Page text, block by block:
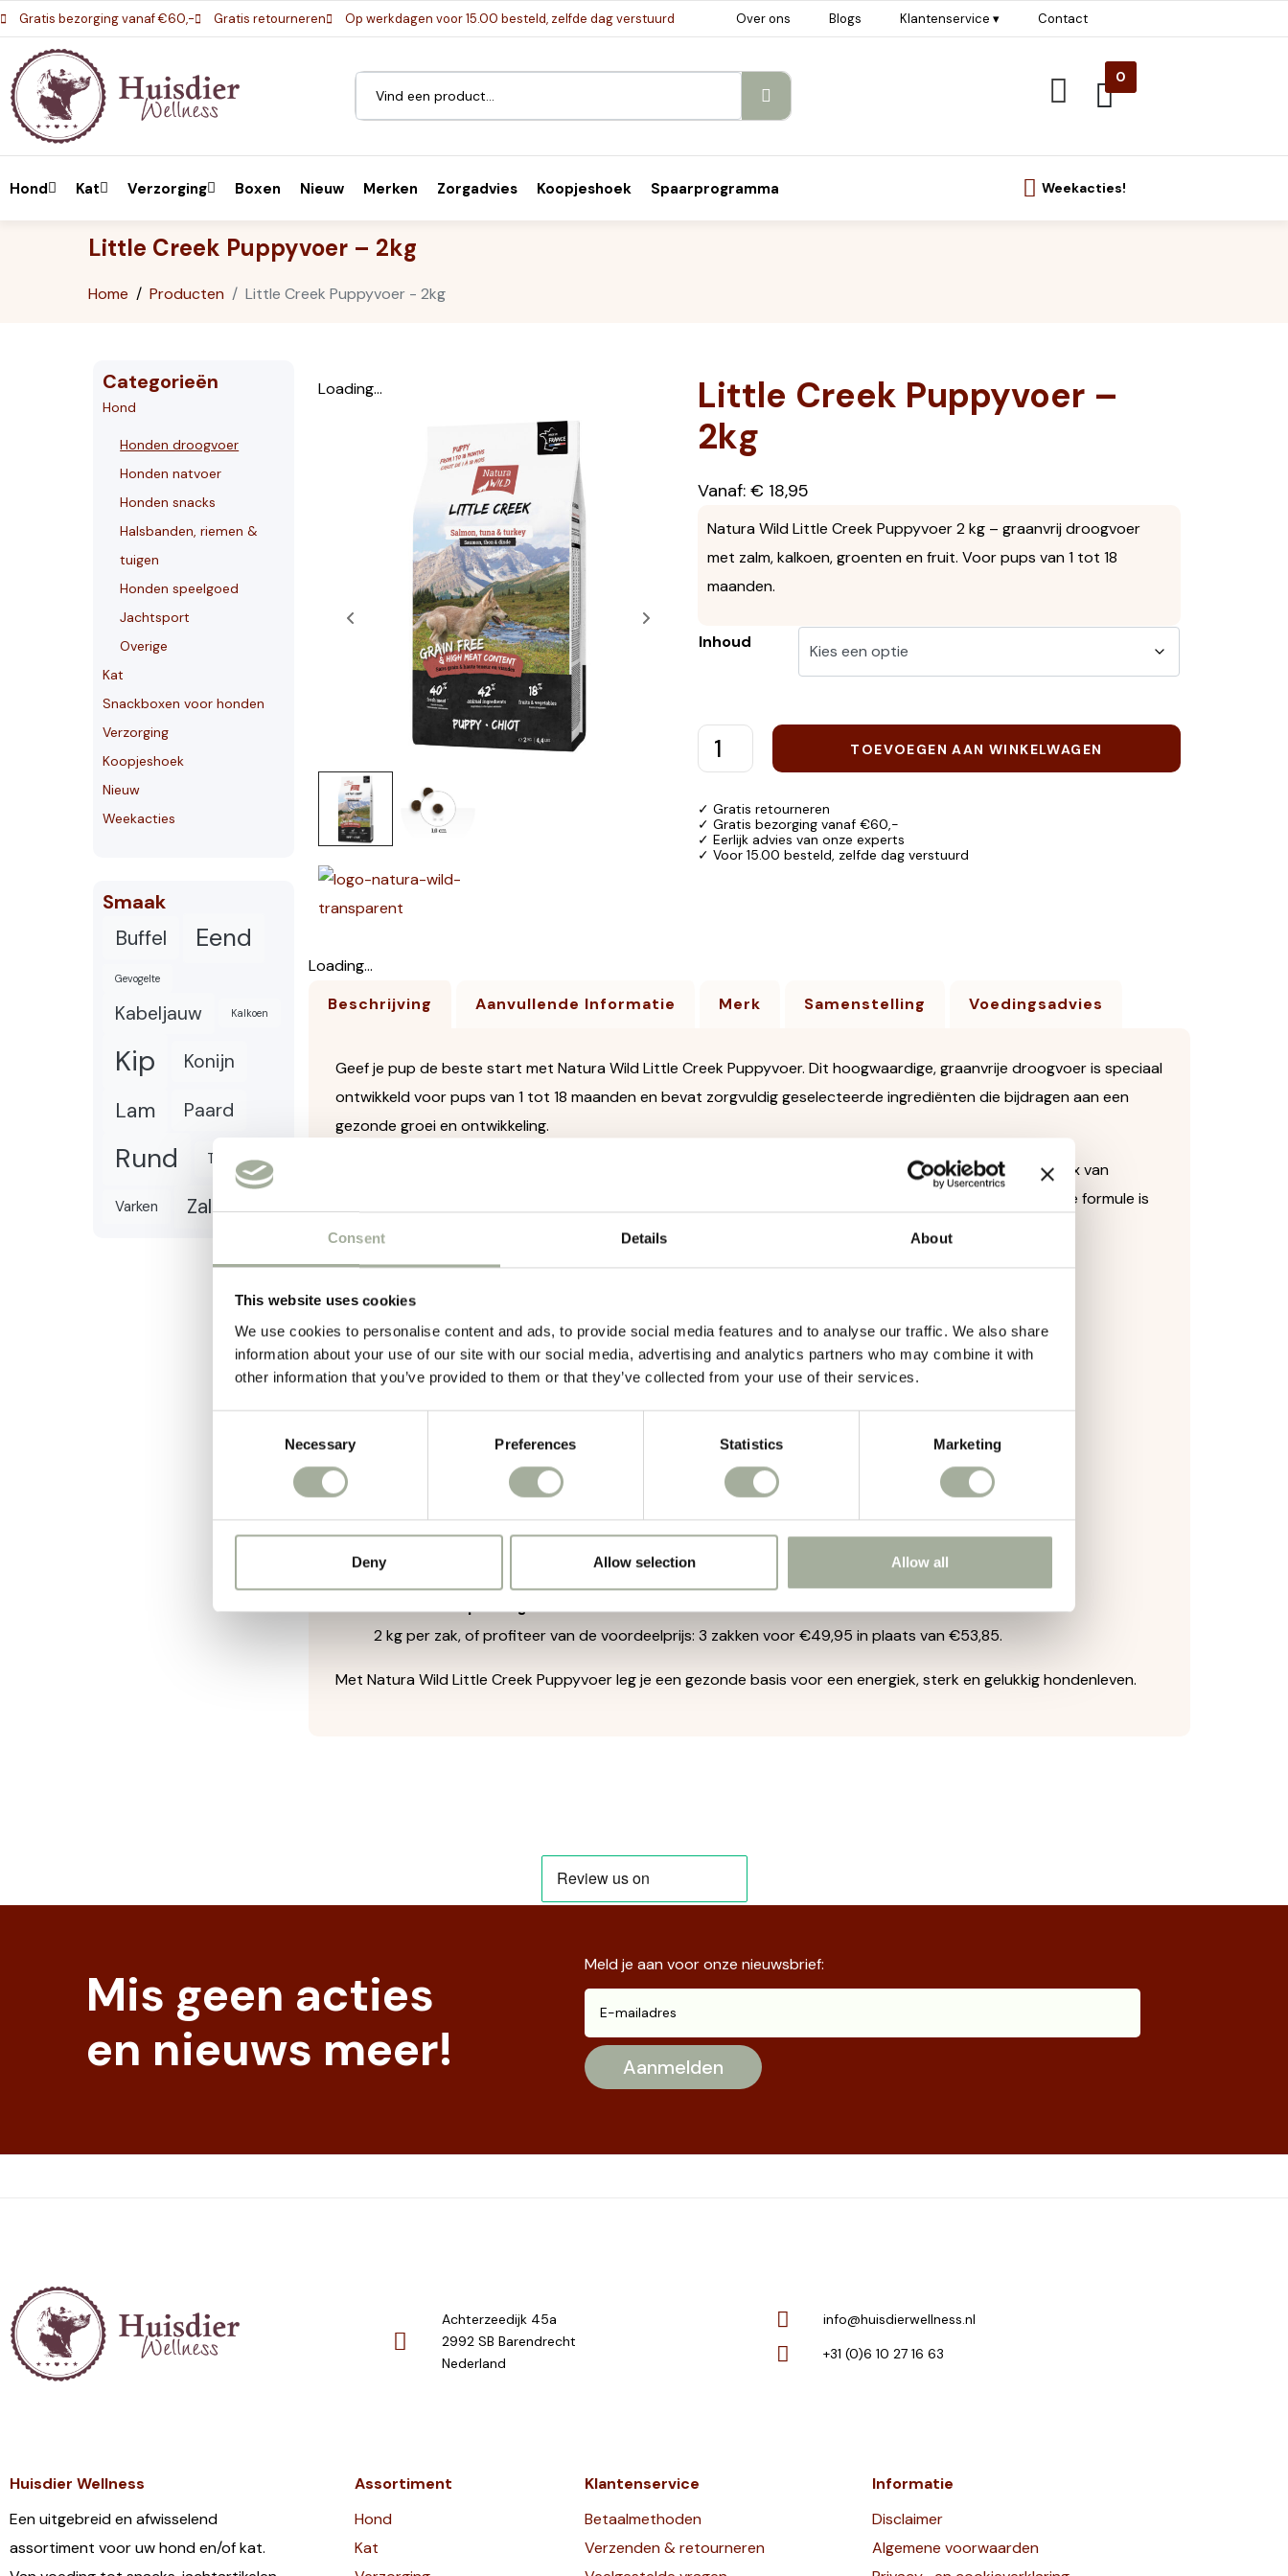
Consent Details About
This website uses cookies
We use cookies to personalise content and ads, to provide social media features and to analyse our traffic. We also share
information about your use of our site with our social media, advertising and analytics partners who may combine it with
other information that you’ve provided to them or that they’ve collected from your use of their services.
Necessary Preferences Statistics Marketing
Deny Allow selection Allow all
Gratis bezorging vanaf €60,- Gratis retourneren Op werkdagen voor 15.00 besteld, zelfde dag verstuurd Over ons Blogs Klantenservice ▾ Contact
0
Hond Kat Verzorging Boxen Nieuw Merken Zorgadvies Koopjeshoek Spaarprogramma Weekacties!
Little Creek Puppyvoer – 2kg
Home Producten Little Creek Puppyvoer - 2kg
Categorieën
Hond
Honden droogvoer
Honden natvoer
Honden snacks
Halsbanden, riemen &
tuigen
Honden speelgoed
Jachtsport
Overige
Kat
Snackboxen voor honden
Verzorging
Koopjeshoek
Nieuw
Weekacties
Smaak
Buffel Eend
Gevogelte
Kabeljauw Kalkoen
Kip Konijn
Lam Paard
Rund Tonijn
Varken Zalm
Loading...
Little Creek Puppyvoer –
2kg
Vanaf: € 18,95
Natura Wild Little Creek Puppyvoer 2 kg – graanvrij droogvoer
met zalm, kalkoen, groenten en fruit. Voor pups van 1 tot 18
maanden.
Inhoud
TOEVOEGEN AAN WINKELWAGEN
✓ Gratis retourneren
✓ Gratis bezorging vanaf €60,-
✓ Eerlijk advies van onze experts
✓ Voor 15.00 besteld, zelfde dag verstuurd
Loading...
Beschrijving
Aanvullende Informatie Merk Samenstelling Voedingsadvies
Geef je pup de beste start met Natura Wild Little Creek Puppyvoer. Dit hoogwaardige, graanvrije droogvoer is speciaal
ontwikkeld voor pups van 1 tot 18 maanden en bevat zorgvuldig geselecteerde ingrediënten die bijdragen aan een
gezonde groei en ontwikkeling.
De brokjes zijn gemaakt van zalm en kalkoen als licht verteerbare eiwitbronnen, gecombineerd met een mix van
groenten en fruit voor een natuurlijke bron van vitaminen, mineralen en antioxidanten. Dankzij de graanvrije formule is
het voer ook geschikt voor pups met een gevoelige maag of allergieën.
Waarom kiezen voor Natura Wild Little Creek Puppyvoer:
Ondersteunt een gezonde groei en ontwikkeling van 1 tot 18 maanden.
Met zalm en kalkoen
Rijk aan hoogwaardige eiwitten en licht verteerbaar.
Groenten en fruitmix
Biedt essentiële voedingsstoffen en antioxidanten.
Graanvrij recept
Ideaal voor pups met een gevoelige maag of intolerantie.
Voordeelverpakking
2 kg per zak, of profiteer van de voordeelprijs: 3 zakken voor €49,95 in plaats van €53,85.
Met Natura Wild Little Creek Puppyvoer leg je een gezonde basis voor een energiek, sterk en gelukkig hondenleven.
Mis geen acties
en nieuws meer!
Meld je aan voor onze nieuwsbrief:
Achterzeedijk 45a
2992 SB Barendrecht
Nederland
info@huisdierwellness.nl
+31 (0)6 10 27 16 63
Huisdier Wellness
Een uitgebreid en afwisselend
assortiment voor uw hond en/of kat.
Assortiment
Hond
Kat
Klantenservice
Betaalmethoden
Verzenden & retourneren
Informatie
Disclaimer
Algemene voorwaarden